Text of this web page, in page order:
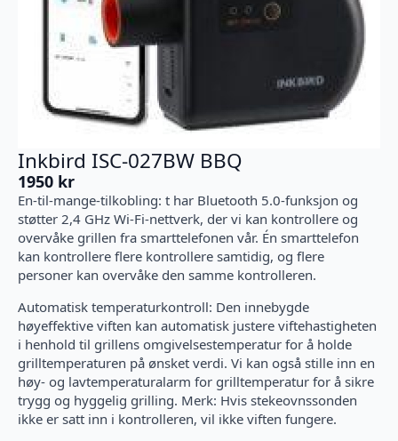
Inkbird ISC-027BW BBQ
1950 kr
En-til-mange-tilkobling: t har Bluetooth 5.0-funksjon og
støtter 2,4 GHz Wi-Fi-nettverk, der vi kan kontrollere og
overvåke grillen fra smarttelefonen vår. Én smarttelefon
kan kontrollere flere kontrollere samtidig, og flere
personer kan overvåke den samme kontrolleren.
Automatisk temperaturkontroll: Den innebygde
høyeffektive viften kan automatisk justere viftehastigheten
i henhold til grillens omgivelsestemperatur for å holde
grilltemperaturen på ønsket verdi. Vi kan også stille inn en
høy- og lavtemperaturalarm for grilltemperatur for å sikre
trygg og hyggelig grilling. Merk: Hvis stekeovnssonden
ikke er satt inn i kontrolleren, vil ikke viften fungere.